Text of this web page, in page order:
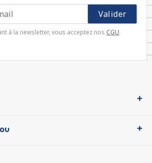
à la newsletter, vous acceptez nos CGU.